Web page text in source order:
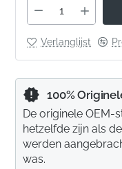
Verlanglijst
100%
De originele OEM-
hetzelfde zijn als
werden
was.